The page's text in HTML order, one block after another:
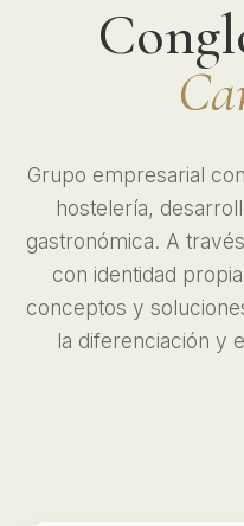
Grupo empresarial
hostelería,
gastronómica. A
con identidad
conceptos y
la diferenciación y